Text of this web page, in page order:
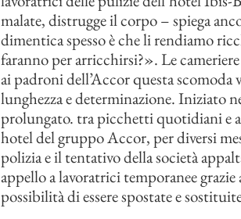
malate, distrugge il corpo – spiega
dimentica spesso è che li rendiamo
faranno per arricchirsi?». Le
ai padroni dell’Accor questa
lunghezza e determinazione. Iniziato
prolungato. tra picchetti quotidiani e
hotel del gruppo Accor, per diversi
polizia e il tentativo della società
appello a lavoratrici temporanee grazie
possibilità di essere spostate e